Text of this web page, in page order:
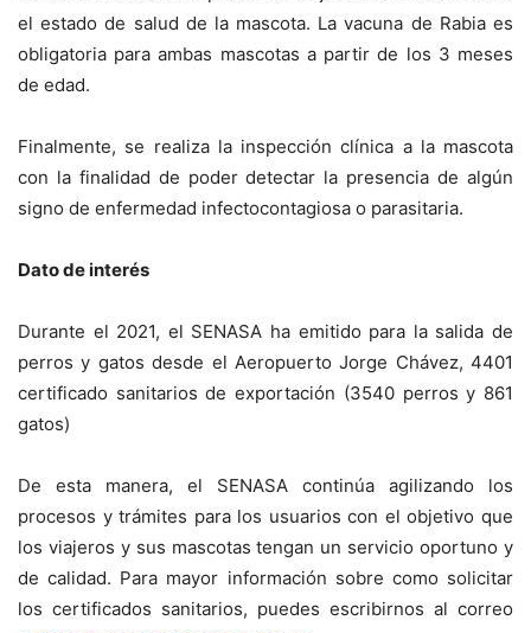
el estado de salud de la mascota. La vacuna de Rabia es
obligatoria para ambas mascotas a partir de los 3 meses
de edad.
Finalmente, se realiza la inspección clínica a la mascota
con la finalidad de poder detectar la presencia de algún
signo de enfermedad infectocontagiosa o parasitaria.
Dato de interés
Durante el 2021, el SENASA ha emitido para la salida de
perros y gatos desde el Aeropuerto Jorge Chávez, 4401
certificado sanitarios de exportación (3540 perros y 861
gatos)
De esta manera, el SENASA continúa agilizando los
procesos y trámites para los usuarios con el objetivo que
los viajeros y sus mascotas tengan un servicio oportuno y
de calidad. Para mayor información sobre como solicitar
los certificados sanitarios, puedes escribirnos al correo